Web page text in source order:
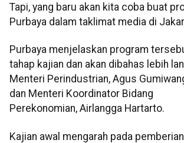
Tapi, yang baru akan kita coba buat
Purbaya dalam taklimat media di
Purbaya menjelaskan program
tahap kajian dan akan dibahas lebih
Menteri Perindustrian, Agus
dan Menteri Koordinator Bidang
Perekonomian, Airlangga Hartarto.
Kajian awal mengarah pada